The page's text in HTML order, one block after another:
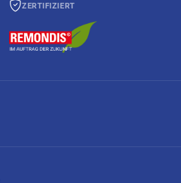
ZERTIFIZIERT